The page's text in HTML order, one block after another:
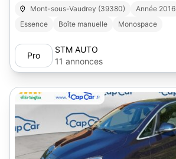
Mont-sous-Vaudrey (39380) Année 2016
Essence
Boîte manuelle Monospace
Pro
STM AUTO
11 annonces